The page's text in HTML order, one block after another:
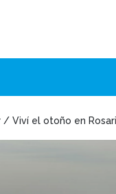
/ Viví el otoño en